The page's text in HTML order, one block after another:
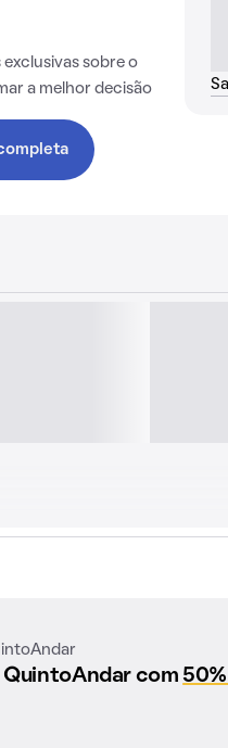
exclusivas sobre o
a melhor decisão
com